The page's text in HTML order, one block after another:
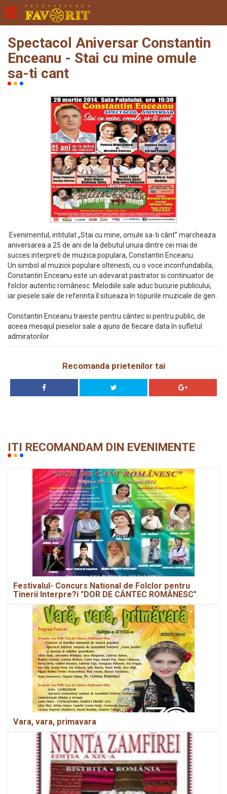
Spectacol Aniversar Constantin
Enceanu - Stai cu mine omule
sa-ti cant
Evenimentul, intitulat „Stai cu mine, omule sa-ti cânt” marcheaza
aniversarea a 25 de ani de la debutul unuia dintre cei mai de
succes interpreti de muzica populara, Constantin Enceanu.
Un simbol al muzicii populare oltenesti, cu o voce inconfundabila,
Constantin Enceanu este un adevarat pastrator si continuator de
folclor autentic românesc. Melodiile sale aduc bucurie publicului,
iar piesele sale de referinta îl situeaza în topurile muzicale de gen.
Constantin Enceanu traieste pentru cântec si pentru public, de
aceea mesajul pieselor sale a ajuns de fiecare data în sufletul
admiratorilor.
Recomanda prietenilor tai
ITI RECOMANDAM DIN EVENIMENTE
Festivalul- Concurs National de Folclor pentru
Tinerii Interpre?i "DOR DE CÂNTEC ROMÂNESC"
Vara, vara, primavara